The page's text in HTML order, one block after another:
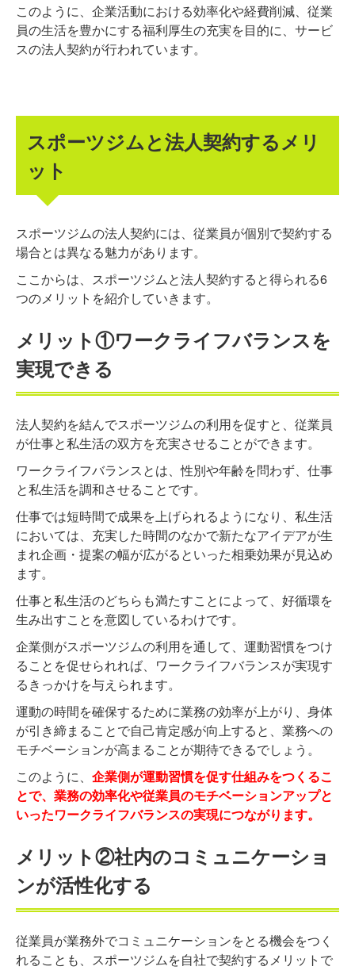
このように、企業活動における効率化や経費削減、従業
員の生活を豊かにする福利厚生の充実を目的に、サービ
スの法人契約が行われています。
スポーツジムと法人契約するメリ
ット
スポーツジムの法人契約には、従業員が個別で契約する
場合とは異なる魅力があります。
ここからは、スポーツジムと法人契約すると得られる6
つのメリットを紹介していきます。
メリット①ワークライフバランスを
実現できる
法人契約を結んでスポーツジムの利用を促すと、従業員
が仕事と私生活の双方を充実させることができます。
ワークライフバランスとは、性別や年齢を問わず、仕事
と私生活を調和させることです。
仕事では短時間で成果を上げられるようになり、私生活
においては、充実した時間のなかで新たなアイデアが生
まれ企画・提案の幅が広がるといった相乗効果が見込め
ます。
仕事と私生活のどちらも満たすことによって、好循環を
生み出すことを意図しているわけです。
企業側がスポーツジムの利用を通して、運動習慣をつけ
ることを促せられれば、ワークライフバランスが実現す
るきっかけを与えられます。
運動の時間を確保するために業務の効率が上がり、身体
が引き締まることで自己肯定感が向上すると、業務への
モチベーションが高まることが期待できるでしょう。
このように、 企業側が運動習慣を促す仕組みをつくるこ
とで、業務の効率化や従業員のモチベーションアップと
いったワークライフバランスの実現につながります。
メリット②社内のコミュニケーショ
ンが活性化する
従業員が業務外でコミュニケーションをとる機会をつく
れることも、スポーツジムを自社で契約するメリットで